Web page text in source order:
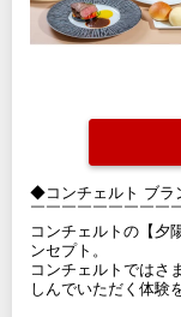
◆コンチェルト ブ
￣￣￣￣￣￣￣￣￣
コンチェルトの【夕
ンセプト。
コンチェルトではさ
しんでいただく体験